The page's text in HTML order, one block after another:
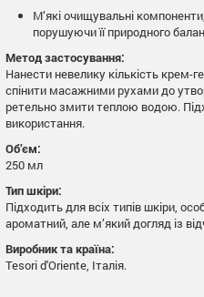
М’які очищувальні
порушуючи її природного
Метод застосування:
Нанести невелику кількість крем-
спінити масажними рухами до
ретельно змити теплою водою.
використання.
Об’єм:
250 мл
Тип шкіри:
Підходить для всіх типів шкіри,
ароматний, але м’який догляд із
Виробник та країна:
Tesori d'Oriente, Італія.